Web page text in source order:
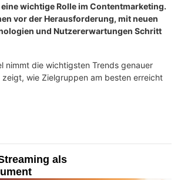
wichtige Rolle im Contentmarketing.
vor der Herausforderung, mit neuen
und Nutzererwartungen Schritt
nimmt die wichtigsten Trends genauer
wie Zielgruppen am besten erreicht
als